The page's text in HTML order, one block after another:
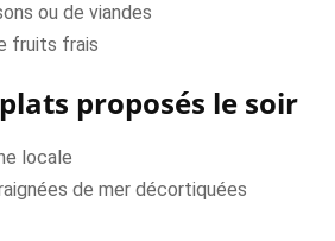
ou de viandes
fruits frais
proposés le soir
locale
de mer décortiquées